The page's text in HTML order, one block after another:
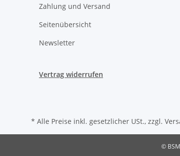
Zahlung und Versand
Seitenübersicht
Newsletter
Vertrag widerrufen
* Alle Preise inkl. gesetzlicher USt., zzgl.
©